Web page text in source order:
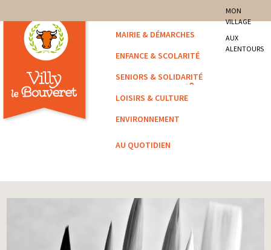
Villy-le-Bouveret
MON
VILLAGE
AUX
ALENTOURS
MAIRIE & DÉMARCHES
ENFANCE & SCOLARITÉ
SENIORS & SOLIDARITÉ
LOISIRS & CULTURE
ENVIRONNEMENT
AU QUOTIDIEN